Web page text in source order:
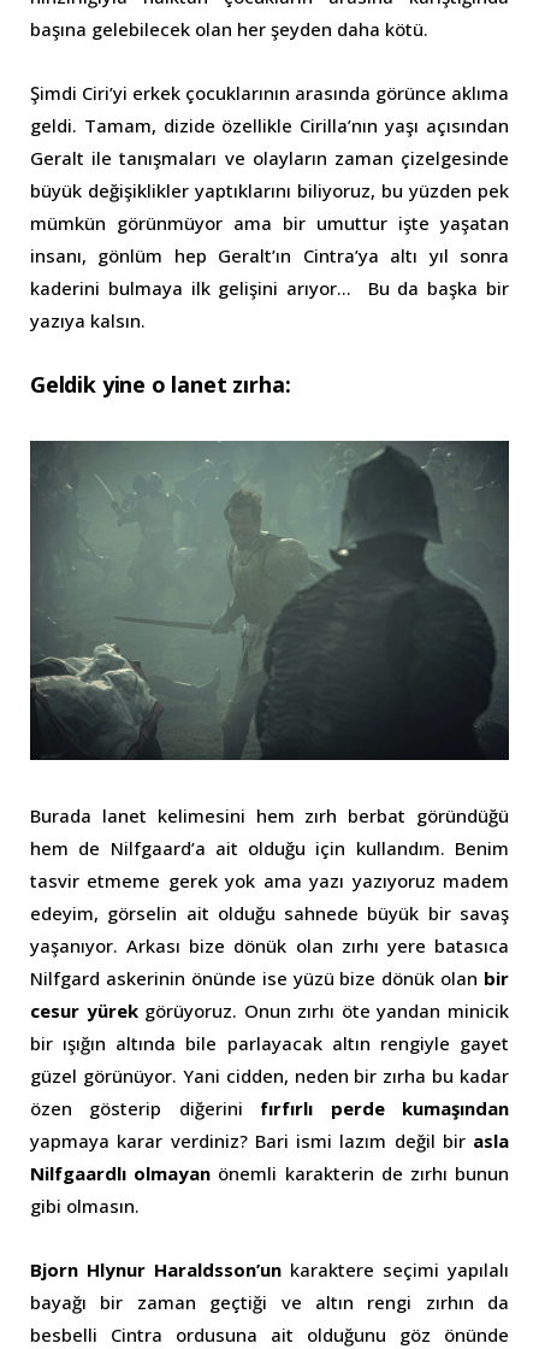
başına gelebilecek olan her şeyden daha kötü.
Şimdi Ciri’yi erkek çocuklarının arasında görünce aklıma
geldi. Tamam, dizide özellikle Cirilla’nın yaşı açısından
Geralt ile tanışmaları ve olayların zaman çizelgesinde
büyük değişiklikler yaptıklarını biliyoruz, bu yüzden pek
mümkün görünmüyor ama bir umuttur işte yaşatan
insanı, gönlüm hep Geralt’ın Cintra’ya altı yıl sonra
kaderini bulmaya ilk gelişini arıyor… Bu da başka bir
yazıya kalsın.
Geldik yine o lanet zırha:
Burada lanet kelimesini hem zırh berbat göründüğü
hem de Nilfgaard’a ait olduğu için kullandım. Benim
tasvir etmeme gerek yok ama yazı yazıyoruz madem
edeyim, görselin ait olduğu sahnede büyük bir savaş
yaşanıyor. Arkası bize dönük olan zırhı yere batasıca
Nilfgard askerinin önünde ise yüzü bize dönük olan bir
cesur yürekgörüyoruz. Onun zırhı öte yandan minicik
bir ışığın altında bile parlayacak altın rengiyle gayet
güzel görünüyor. Yani cidden, neden bir zırha bu kadar
özen gösterip diğerini fırfırlı perde kumaşından
yapmaya karar verdiniz? Bari ismi lazım değil bir asla
Nilfgaardlı olmayan önemli karakterin de zırhı bunun
gibi olmasın.
Bjorn Hlynur Haraldsson’un karaktere seçimi yapılalı
bayağı bir zaman geçtiği ve altın rengi zırhın da
besbelli Cintra ordusuna ait olduğunu göz önünde